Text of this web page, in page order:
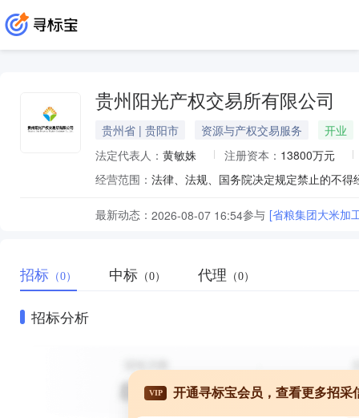
贵州阳光产权交易所有限公司
贵州省 | 贵阳市 资源与产权交易服务
开业
法定代表人： 黄敏姝 注册资本： 13800万元
经营范围：
最新动态： 2026-08-07 16:54参与 [省粮集团大米加
招标 （0） 中标 （0） 代理 （0）
招标分析
VIP 开通寻标宝会员，查看更多招采